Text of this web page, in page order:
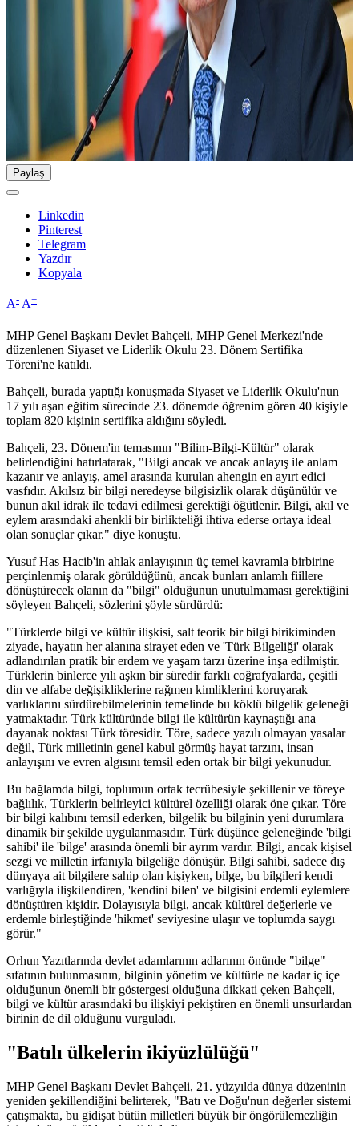
Paylaş
Linkedin
Pinterest
Telegram
Yazdır
Kopyala
A- A+
MHP Genel Başkanı Devlet Bahçeli, MHP Genel Merkezi'nde
düzenlenen Siyaset ve Liderlik Okulu 23. Dönem Sertifika
Töreni'ne katıldı.
Bahçeli, burada yaptığı konuşmada Siyaset ve Liderlik Okulu'nun
17 yılı aşan eğitim sürecinde 23. dönemde öğrenim gören 40 kişiyle
toplam 820 kişinin sertifika aldığını söyledi.
Bahçeli, 23. Dönem'in temasının "Bilim-Bilgi-Kültür" olarak
belirlendiğini hatırlatarak, "Bilgi ancak ve ancak anlayış ile anlam
kazanır ve anlayış, amel arasında kurulan ahengin en ayırt edici
vasfıdır. Akılsız bir bilgi neredeyse bilgisizlik olarak düşünülür ve
bunun akıl idrak ile tedavi edilmesi gerektiği öğütlenir. Bilgi, akıl ve
eylem arasındaki ahenkli bir birlikteliği ihtiva ederse ortaya ideal
olan sonuçlar çıkar." diye konuştu.
Yusuf Has Hacib'in ahlak anlayışının üç temel kavramla birbirine
perçinlenmiş olarak görüldüğünü, ancak bunları anlamlı fiillere
dönüştürecek olanın da "bilgi" olduğunun unutulmaması gerektiğini
söyleyen Bahçeli, sözlerini şöyle sürdürdü:
"Türklerde bilgi ve kültür ilişkisi, salt teorik bir bilgi birikiminden
ziyade, hayatın her alanına sirayet eden ve 'Türk Bilgeliği' olarak
adlandırılan pratik bir erdem ve yaşam tarzı üzerine inşa edilmiştir.
Türklerin binlerce yılı aşkın bir süredir farklı coğrafyalarda, çeşitli
din ve alfabe değişikliklerine rağmen kimliklerini koruyarak
varlıklarını sürdürebilmelerinin temelinde bu köklü bilgelik geleneği
yatmaktadır. Türk kültüründe bilgi ile kültürün kaynaştığı ana
dayanak noktası Türk töresidir. Töre, sadece yazılı olmayan yasalar
değil, Türk milletinin genel kabul görmüş hayat tarzını, insan
anlayışını ve evren algısını temsil eden ortak bir bilgi yekunudur.
Bu bağlamda bilgi, toplumun ortak tecrübesiyle şekillenir ve töreye
bağlılık, Türklerin belirleyici kültürel özelliği olarak öne çıkar. Töre
bir bilgi kalıbını temsil ederken, bilgelik bu bilginin yeni durumlara
dinamik bir şekilde uygulanmasıdır. Türk düşünce geleneğinde 'bilgi
sahibi' ile 'bilge' arasında önemli bir ayrım vardır. Bilgi, ancak kişisel
sezgi ve milletin irfanıyla bilgeliğe dönüşür. Bilgi sahibi, sadece dış
dünyaya ait bilgilere sahip olan kişiyken, bilge, bu bilgileri kendi
varlığıyla ilişkilendiren, 'kendini bilen' ve bilgisini erdemli eylemlere
dönüştüren kişidir. Dolayısıyla bilgi, ancak kültürel değerlerle ve
erdemle birleştiğinde 'hikmet' seviyesine ulaşır ve toplumda saygı
görür."
Orhun Yazıtlarında devlet adamlarının adlarının önünde "bilge"
sıfatının bulunmasının, bilginin yönetim ve kültürle ne kadar iç içe
olduğunun önemli bir göstergesi olduğuna dikkati çeken Bahçeli,
bilgi ve kültür arasındaki bu ilişkiyi pekiştiren en önemli unsurlardan
birinin de dil olduğunu vurguladı.
"Batılı ülkelerin ikiyüzlülüğü"
MHP Genel Başkanı Devlet Bahçeli, 21. yüzyılda dünya düzeninin
yeniden şekillendiğini belirterek, "Batı ve Doğu'nun değerler sistemi
çatışmakta, bu gidişat bütün milletleri büyük bir öngörülemezliğin